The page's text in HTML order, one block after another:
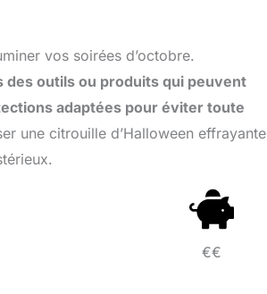
vos soirées d’octobre.
des outils ou produits qui peuvent
adaptées pour éviter toute
une citrouille d’Halloween effrayante
€€